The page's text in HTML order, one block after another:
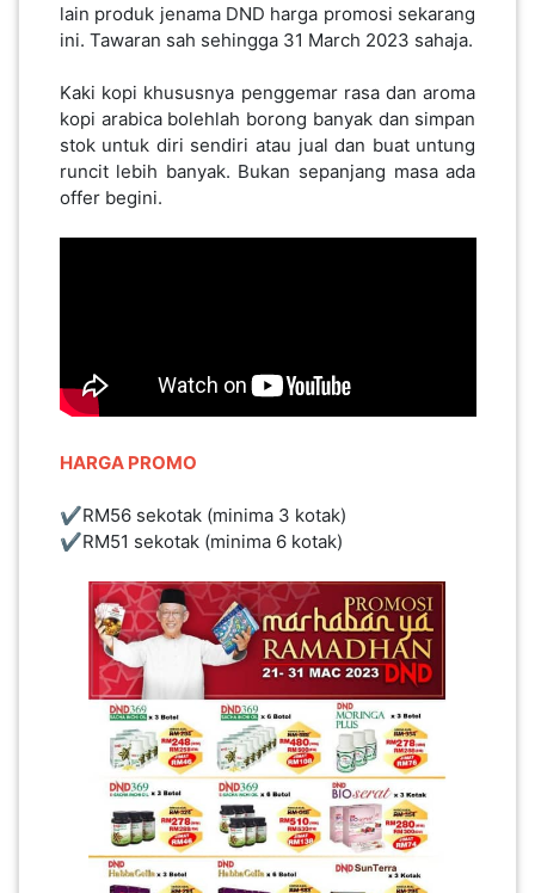
lain produk jenama DND harga promosi sekarang
ini. Tawaran sah sehingga 31 March 2023 sahaja.
Kaki kopi khususnya penggemar rasa dan aroma
kopi arabica bolehlah borong banyak dan simpan
stok untuk diri sendiri atau jual dan buat untung
runcit lebih banyak. Bukan sepanjang masa ada
offer begini.
HARGA PROMO
✔️RM56 sekotak (minima 3 kotak)
✔️RM51 sekotak (minima 6 kotak)